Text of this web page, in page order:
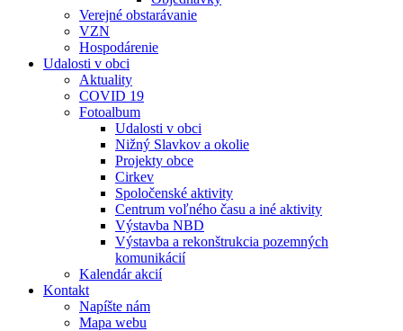
Verejné obstarávanie
VZN
Hospodárenie
Udalosti v obci
Aktuality
COVID 19
Fotoalbum
Udalosti v obci
Nižný Slavkov a okolie
Projekty obce
Cirkev
Spoločenské aktivity
Centrum voľného času a iné aktivity
Výstavba NBD
Výstavba a rekonštrukcia pozemných
komunikácií
Kalendár akcií
Kontakt
Napíšte nám
Mapa webu